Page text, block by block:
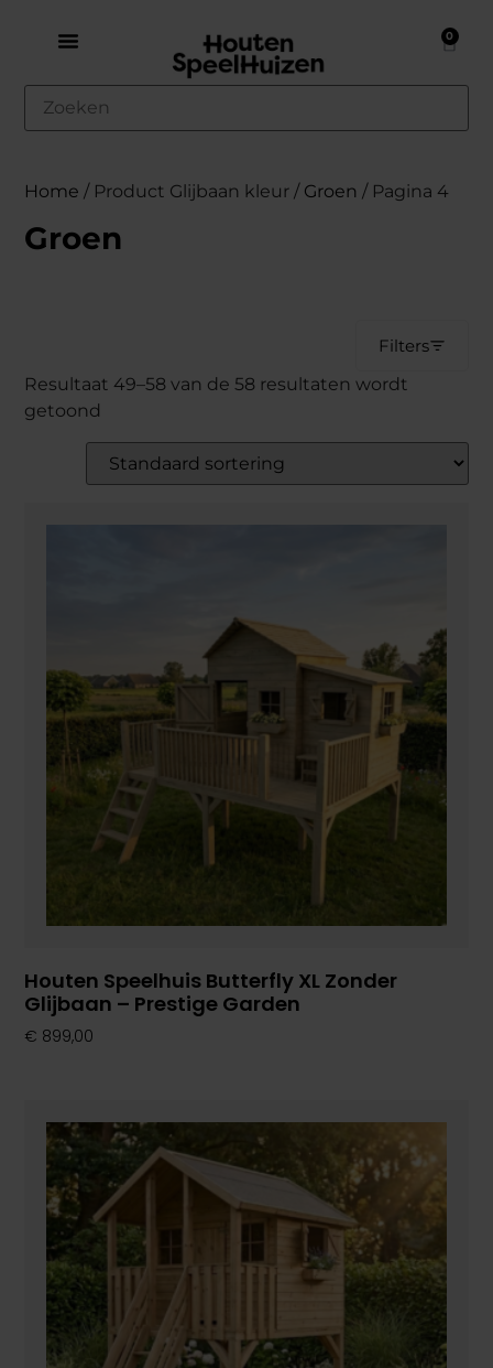
0
Home / Product Glijbaan kleur / Groen / Pagina 4
Groen
Filters
Resultaat 49–58 van de 58 resultaten wordt
getoond
Houten Speelhuis Butterfly XL Zonder
Glijbaan – Prestige Garden
€ 899,00